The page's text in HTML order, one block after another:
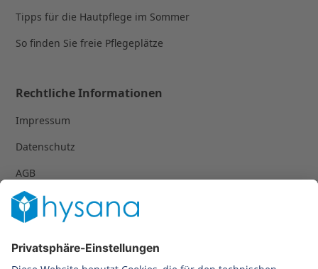
Tipps für die Hautpflege im Sommer
So finden Sie freie Pflegeplätze
Rechtliche Informationen
Impressum
Datenschutz
AGB
© 2023-2024 hysana GmbH | Alle Rechte